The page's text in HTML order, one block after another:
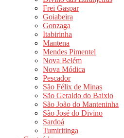
Frei Gaspar
Goiabeira
Gonzaga
Itabirinha
Mantena
Mendes Pimentel
Nova Belém
Nova Módica
Pescador
São Félix de Minas
São Geraldo do Baixio
São João do Manteninha
São José do Divino
Sardoá
Tumiritinga